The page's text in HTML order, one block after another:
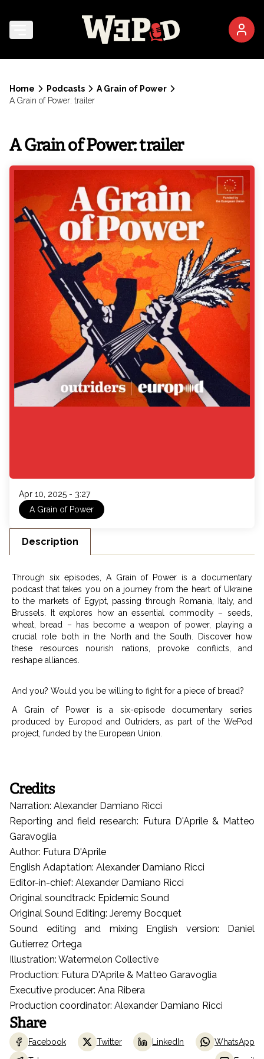
Home Podcasts
A Grain of Power
A Grain of Power: trailer
A Grain of Power: trailer
Apr 10, 2025 - 3:27
A Grain of Power
Description
Through six episodes, A Grain of Power is a documentary
podcast that takes you on a journey from the heart of Ukraine
to the markets of Egypt, passing through Romania, Italy, and
Brussels. It explores how an essential commodity – seeds,
wheat, bread – has become a weapon of power, playing a
crucial role both in the North and the South. Discover how
these resources nourish nations, provoke conflicts, and
reshape alliances.
And you? Would you be willing to fight for a piece of bread?
A Grain of Power is a six-episode documentary series
produced by Europod and Outriders, as part of the WePod
project, funded by the European Union.
Credits
Narration: Alexander Damiano Ricci
Reporting and field research: Futura D'Aprile & Matteo
Garavoglia
Author: Futura D'Aprile
English Adaptation: Alexander Damiano Ricci
Editor-in-chief: Alexander Damiano Ricci
Original soundtrack: Epidemic Sound
Original Sound Editing: Jeremy Bocquet
Sound editing and mixing English version: Daniel
Gutierrez Ortega
Illustration: Watermelon Collective
Production: Futura D'Aprile & Matteo Garavoglia
Executive producer: Ana Ribera
Production coordinator: Alexander Damiano Ricci
Share
Facebook Twitter LinkedIn
WhatsApp